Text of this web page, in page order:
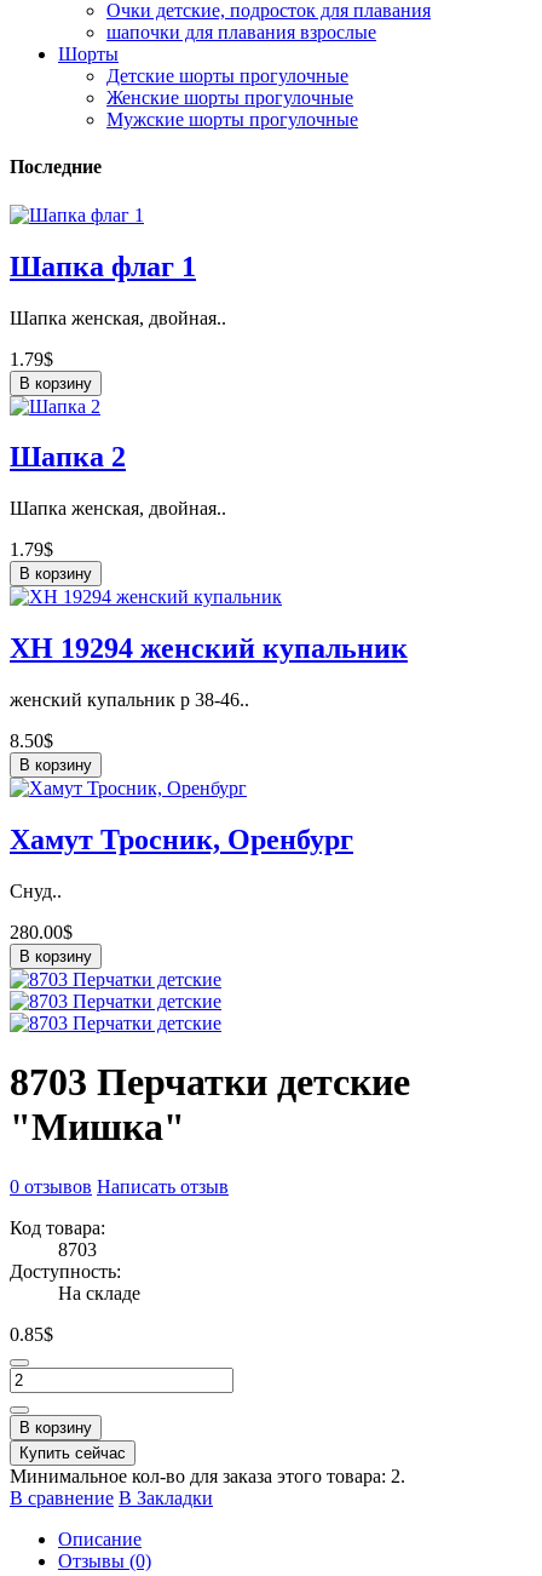
Очки детские, подросток для плавания
шапочки для плавания взрослые
Шорты
Детские шорты прогулочные
Женские шорты прогулочные
Мужские шорты прогулочные
Последние
Шапка флаг 1
Шапка женская, двойная..
1.79$
В корзину
Шапка 2
Шапка женская, двойная..
1.79$
В корзину
ХН 19294 женский купальник
женский купальник р 38-46..
8.50$
В корзину
Хамут Тросник, Оренбург
Снуд..
280.00$
В корзину
8703 Перчатки детские
"Мишка"
0 отзывов Написать отзыв
Код товара:
8703
Доступность:
На складе
0.85$
В корзину
Купить сейчас
Минимальное кол-во для заказа этого товара: 2.
В сравнение В Закладки
Описание
Отзывы (0)